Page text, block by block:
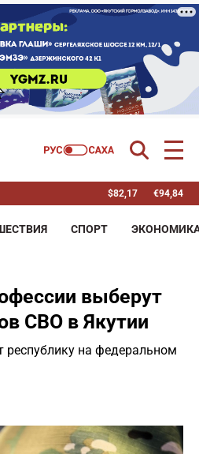
$82,17 €94,84
СПОРТ
выберут
СВО в Якутии
республику на федеральном